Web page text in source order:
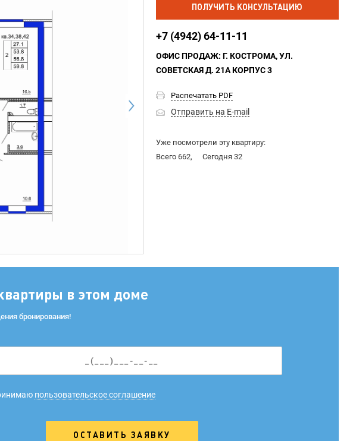
ПОЛУЧИТЬ КОНСУЛЬТАЦИЮ
+7 (4942) 64-11-11
ОФИС ПРОДАЖ: Г. КОСТРОМА, УЛ.
СОВЕТСКАЯ Д. 21А КОРПУС 3
Распечатать PDF
Отправить на E-mail
Уже посмотрели эту квартиру:
Всего 662,
Сегодня 32
в этом доме
бронирования!
пользовательское соглашение